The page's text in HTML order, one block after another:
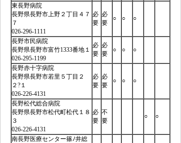
東長野病院
長野県長野市上野２丁目４７
７
026-296-1111
必
要
必
要
○ ○ ○
長野市民病院
長野県長野市富竹1333番地１
026-295-1199
必
要
必
要
○ ○ ○
長野赤十字病院
長野県長野市若里５丁目２
２?１
026-226-4131
必
要
必
要
○ ○ ○
長野松代総合病院
長野県長野市松代町松代１８
３
026-226-4131
必
要
不
要
○ ○
南長野医療センター篠ﾉ井総